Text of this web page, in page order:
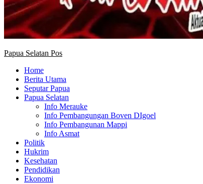
Papua Selatan Pos
Home
Berita Utama
Seputar Papua
Papua Selatan
Info Merauke
Info Pembangungan Boven DIgoel
Info Pembangunan Mappi
Info Asmat
Politik
Hukrim
Kesehatan
Pendidikan
Ekonomi